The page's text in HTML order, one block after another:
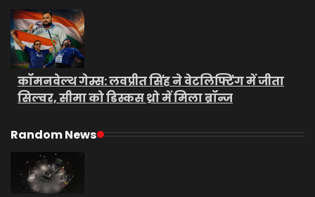
कॉमनवेल्थ गेम्स: लवप्रीत सिंह ने वेटलिफ्टिंग में जीता
सिल्वर, सीमा को डिस्कस थ्रो में मिला ब्रॉन्ज
Random News